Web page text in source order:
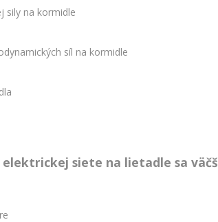
sily na kormidle
síl na kormidle
siete na lietadle sa